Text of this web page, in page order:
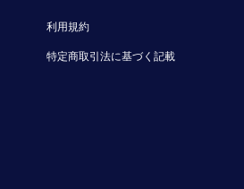
利用規約
特定商取引法に基づく記載